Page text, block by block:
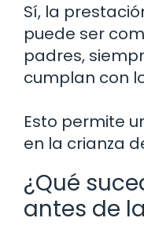
Sí, la
puede ser
padres,
cumplan con
Esto permite
en la crianza
¿Qué
antes de